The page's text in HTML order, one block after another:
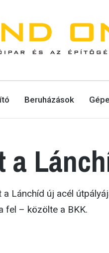
Beruházások
a
Lánchíd új acél
fel – közölte a BKK.